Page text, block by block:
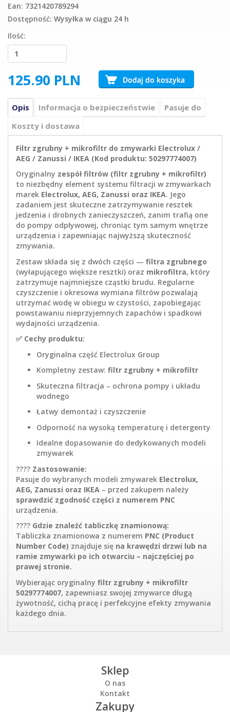
Ean: 7321420789294
Dostępność: Wysyłka w ciągu 24 h
Ilość:
125.90 PLN
Opis Informacja o bezpieczeństwie
Pasuje do
Koszty i dostawa
Filtr zgrubny + mikrofiltr do zmywarki Electrolux /
AEG / Zanussi / IKEA (Kod produktu: 50297774007)
Oryginalny zespół filtrów (filtr zgrubny + mikrofiltr)
to niezbędny element systemu filtracji w zmywarkach
marek Electrolux, AEG, Zanussi oraz IKEA. Jego
zadaniem jest skuteczne zatrzymywanie resztek
jedzenia i drobnych zanieczyszczeń, zanim trafią one
do pompy odpływowej, chroniąc tym samym wnętrze
urządzenia i zapewniając najwyższą skuteczność
zmywania.
Zestaw składa się z dwóch części — filtra zgrubnego
(wyłapującego większe resztki) oraz mikrofiltra, który
zatrzymuje najmniejsze cząstki brudu. Regularne
czyszczenie i okresowa wymiana filtrów pozwalają
utrzymać wodę w obiegu w czystości, zapobiegając
powstawaniu nieprzyjemnych zapachów i spadkowi
wydajności urządzenia.
✅ Cechy produktu:
Oryginalna część Electrolux Group
Kompletny zestaw: filtr zgrubny + mikrofiltr
Skuteczna filtracja – ochrona pompy i układu
wodnego
Łatwy demontaż i czyszczenie
Odporność na wysoką temperaturę i detergenty
Idealne dopasowanie do dedykowanych modeli
zmywarek
???? Zastosowanie:
Pasuje do wybranych modeli zmywarek Electrolux,
AEG, Zanussi oraz IKEA – przed zakupem należy
sprawdzić zgodność części z numerem PNC
urządzenia.
???? Gdzie znaleźć tabliczkę znamionową:
Tabliczka znamionowa z numerem PNC (Product
Number Code) znajduje się na krawędzi drzwi lub na
ramie zmywarki po ich otwarciu – najczęściej po
prawej stronie.
Wybierając oryginalny filtr zgrubny + mikrofiltr
50297774007, zapewniasz swojej zmywarce długą
żywotność, cichą pracę i perfekcyjne efekty zmywania
każdego dnia.
Sklep
O nas
Kontakt
Zakupy